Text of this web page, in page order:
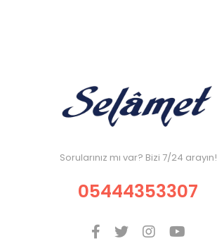
Sorularınız mı var? Bizi 7/24 arayın!
05444353307